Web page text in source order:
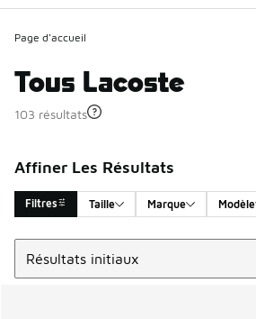
Page d'accueil
Tous Lacoste
103 résultats
Affiner Les Résultats
Filtres Taille Marque Modèle
Search Results